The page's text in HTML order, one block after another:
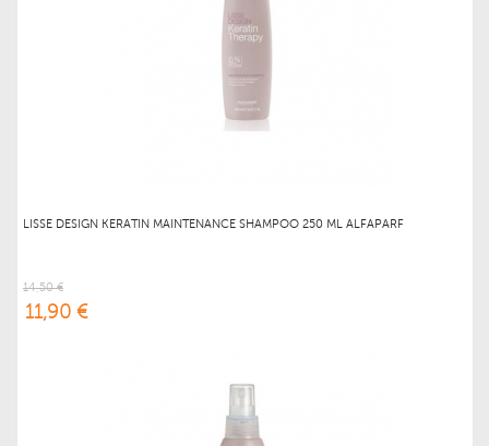
LISSE DESIGN KERATIN MAINTENANCE SHAMPOO 250 ML ALFAPARF
14,50 €
11,90 €